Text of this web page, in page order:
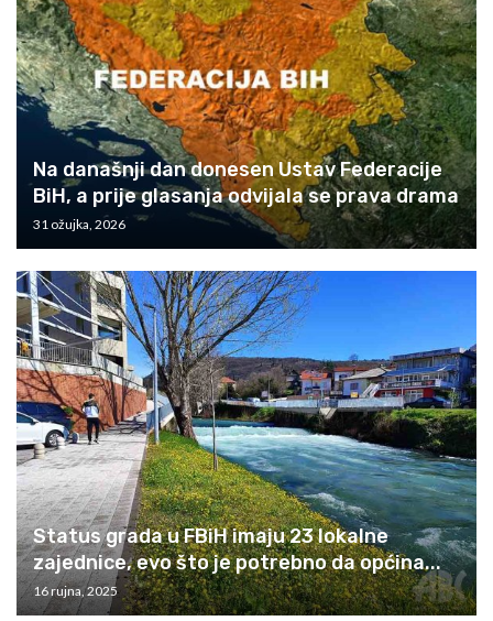
Na današnji dan donesen Ustav Federacije
BiH, a prije glasanja odvijala se prava drama
31 ožujka, 2026
Status grada u FBiH imaju 23 lokalne
zajednice, evo što je potrebno da općina...
16 rujna, 2025